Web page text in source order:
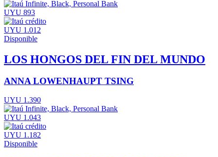
UYU 893
UYU 1.012
Disponible
LOS HONGOS DEL FIN DEL MUNDO
ANNA LOWENHAUPT TSING
UYU 1.390
UYU 1.043
UYU 1.182
Disponible